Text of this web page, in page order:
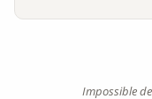
Impossible